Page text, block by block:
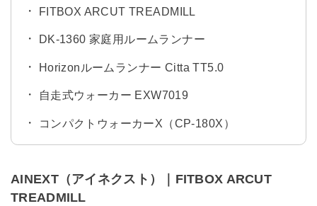
FITBOX ARCUT TREADMILL
DK-1360 家庭用ルームランナー
Horizonルームランナー Citta TT5.0
自走式ウォーカー EXW7019
コンパクトウォーカーX（CP-180X）
AINEXT（アイネクスト）｜FITBOX ARCUT
TREADMILL